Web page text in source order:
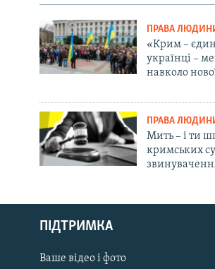
Русский
Qırımtatar
ДОЛУЧАЙСЯ!
ПРАВА
«Крим –
українці –
навколо
ПРАВА
Мить – і ти
кримських
ПІДТРИМКА
Ваше відео і фото